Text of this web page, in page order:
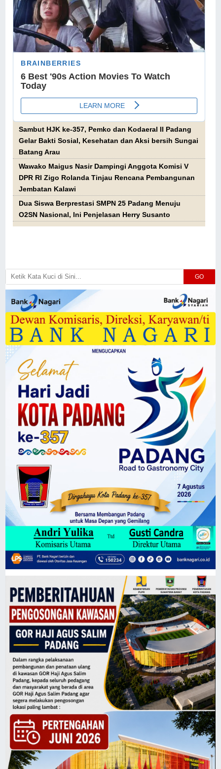
Sambut HJK ke-357, Pemko dan Kodaeral II Padang
Gelar Bakti Sosial, Kesehatan dan Aksi bersih Sungai
Batang Arau
Wawako Maigus Nasir Dampingi Anggota Komisi V
DPR RI Zigo Rolanda Tinjau Rencana Pembangunan
Jembatan Kalawi
Dua Siswa Berprestasi SMPN 25 Padang Menuju
O2SN Nasional, Ini Penjelasan Herry Susanto
GO